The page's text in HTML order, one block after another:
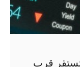
تستقر قرب